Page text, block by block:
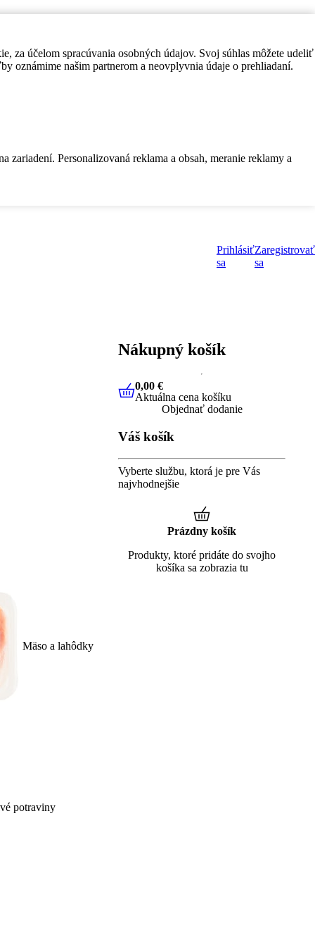
za účelom spracúvania osobných údajov. Svoj súhlas môžete udeliť
oznámime našim partnerom a neovplyvnia údaje o prehliadaní.
Personalizovaná reklama a obsah, meranie reklamy a
Prihlásiť
sa
Zaregistrovať
sa
Mäso a lahôdky
potraviny
Nákupný košík
0,00 €Aktuálna cena košíku
0,00 €
Aktuálna cena košíku
Objednať dodanie
Váš košík
Vyberte službu, ktorá je pre Vás
najvhodnejšie
Prázdny košík
Produkty, ktoré pridáte do svojho
košíka sa zobrazia tu